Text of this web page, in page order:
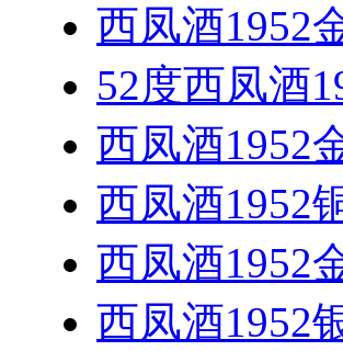
西凤酒1952
52度西凤酒
西凤酒1952
西凤酒1952
西凤酒1952
西凤酒1952